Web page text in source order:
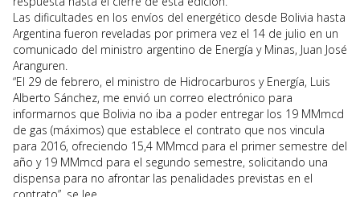
Las dificultades en los envíos del energético desde Bolivia hasta
Argentina fueron reveladas por primera vez el 14 de julio en un
comunicado del ministro argentino de Energía y Minas, Juan José
Aranguren.
“El 29 de febrero, el ministro de Hidrocarburos y Energía, Luis
Alberto Sánchez, me envió un correo electrónico para
informarnos que Bolivia no iba a poder entregar los 19 MMmcd
de gas (máximos) que establece el contrato que nos vincula
para 2016, ofreciendo 15,4 MMmcd para el primer semestre del
año y 19 MMmcd para el segundo semestre, solicitando una
dispensa para no afrontar las penalidades previstas en el
contrato”, se lee.